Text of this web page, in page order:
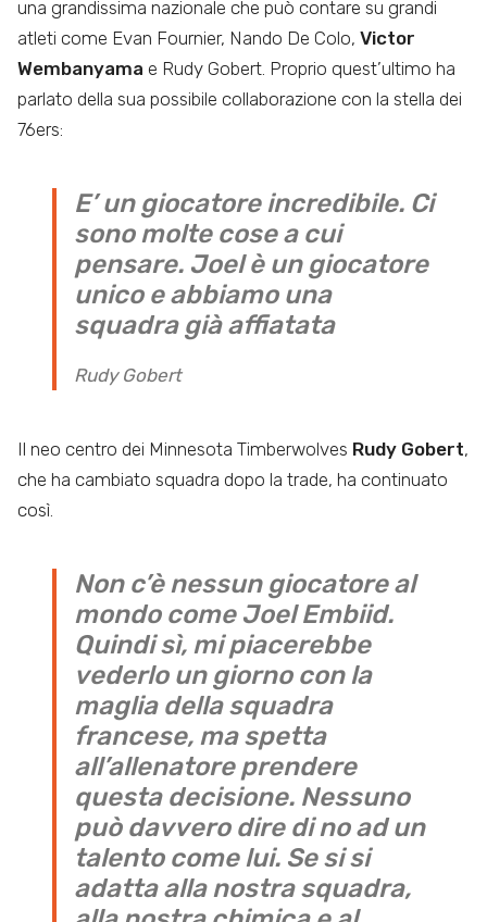
una grandissima nazionale che può contare su grandi
atleti come Evan Fournier, Nando De Colo, Victor
Wembanyama e Rudy Gobert. Proprio quest’ultimo ha
parlato della sua possibile collaborazione con la stella dei
76ers:
E’ un giocatore incredibile. Ci
sono molte cose a cui
pensare. Joel è un giocatore
unico e abbiamo una
squadra già affiatata
Rudy Gobert
Il neo centro dei Minnesota Timberwolves Rudy Gobert,
che ha cambiato squadra dopo la trade, ha continuato
così.
Non c’è nessun giocatore al
mondo come Joel Embiid.
Quindi sì, mi piacerebbe
vederlo un giorno con la
maglia della squadra
francese, ma spetta
all’allenatore prendere
questa decisione. Nessuno
può davvero dire di no ad un
talento come lui. Se si si
adatta alla nostra squadra,